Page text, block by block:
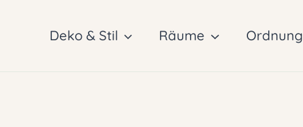
Deko & Stil Räume Ordnung